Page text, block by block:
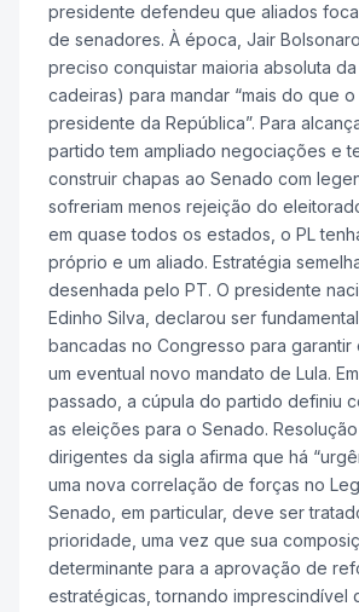
presidente defendeu que aliados
de senadores. À época, Jair
preciso conquistar maioria absoluta da
cadeiras) para mandar “mais do que
presidente da República”. Para
partido tem ampliado negociações e
construir chapas ao Senado com
sofreriam menos rejeição do
em quase todos os estados, o PL
próprio e um aliado. Estratégia
desenhada pelo PT. O presidente
Edinho Silva, declarou ser
bancadas no Congresso para garantir
um eventual novo mandato de Lula.
passado, a cúpula do partido definiu
as eleições para o Senado.
dirigentes da sigla afirma que há
uma nova correlação de forças no
Senado, em particular, deve ser
prioridade, uma vez que sua
determinante para a aprovação de
estratégicas, tornando imprescindível